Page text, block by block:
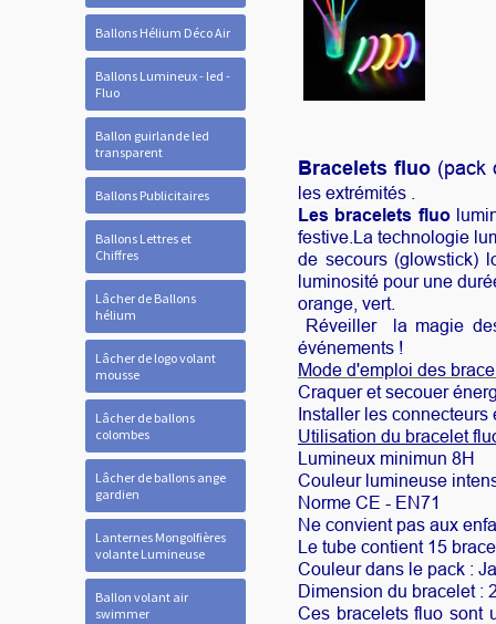
Ballons Hélium Déco Air
Ballons Lumineux - led -
Fluo
Ballon guirlande led
transparent
Ballons Publicitaires
Ballons Lettres et
Chiffres
Lâcher de Ballons
hélium
Lâcher de logo volant
mousse
Lâcher de ballons
colombes
Lâcher de ballons ange
gardien
Lanternes Mongolfières
volante Lumineuse
Ballon volant air
swimmer
Bracelets fluo (pack
les extrémités .
Les bracelets fluo
festive.La technologie
de secours (glowstick)
luminosité pour une
orange, vert.
Réveiller la magie
événements !
Mode d'emploi des
Craquer et secouer
Installer les connecteurs
Utilisation du bracelet
Lumineux minimun 8H
Couleur lumineuse
Norme CE - EN71
Ne convient pas aux
Le tube contient 15
Couleur dans le pack :
Dimension du bracelet :
Ces bracelets fluo sont